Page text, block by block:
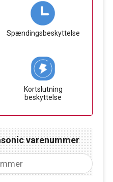
Spændingsbeskyttelse
Kortslutning
beskyttelse
varenummer